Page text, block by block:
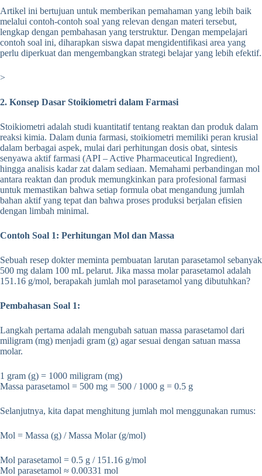
Artikel ini bertujuan untuk memberikan pemahaman yang lebih baik
melalui contoh-contoh soal yang relevan dengan materi tersebut,
lengkap dengan pembahasan yang terstruktur. Dengan mempelajari
contoh soal ini, diharapkan siswa dapat mengidentifikasi area yang
perlu diperkuat dan mengembangkan strategi belajar yang lebih efektif.
>
2. Konsep Dasar Stoikiometri dalam Farmasi
Stoikiometri adalah studi kuantitatif tentang reaktan dan produk dalam
reaksi kimia. Dalam dunia farmasi, stoikiometri memiliki peran krusial
dalam berbagai aspek, mulai dari perhitungan dosis obat, sintesis
senyawa aktif farmasi (API – Active Pharmaceutical Ingredient),
hingga analisis kadar zat dalam sediaan. Memahami perbandingan mol
antara reaktan dan produk memungkinkan para profesional farmasi
untuk memastikan bahwa setiap formula obat mengandung jumlah
bahan aktif yang tepat dan bahwa proses produksi berjalan efisien
dengan limbah minimal.
Contoh Soal 1: Perhitungan Mol dan Massa
Sebuah resep dokter meminta pembuatan larutan parasetamol sebanyak
500 mg dalam 100 mL pelarut. Jika massa molar parasetamol adalah
151.16 g/mol, berapakah jumlah mol parasetamol yang dibutuhkan?
Pembahasan Soal 1:
Langkah pertama adalah mengubah satuan massa parasetamol dari
miligram (mg) menjadi gram (g) agar sesuai dengan satuan massa
molar.
1 gram (g) = 1000 miligram (mg)
Massa parasetamol = 500 mg = 500 / 1000 g = 0.5 g
Selanjutnya, kita dapat menghitung jumlah mol menggunakan rumus:
Mol = Massa (g) / Massa Molar (g/mol)
Mol parasetamol = 0.5 g / 151.16 g/mol
Mol parasetamol ≈ 0.00331 mol